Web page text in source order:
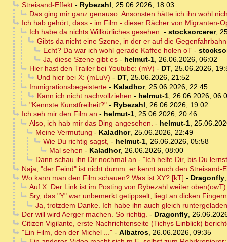
Streisand-Effekt- Rybezahl, 25.06.2026, 18:03
Das ging mir ganz genauso. Ansonsten hätte ich ihn wohl
Ich hab gehört, dass - im Film - dieser Rächer von Migranten-
Ich habe da nichts Willkürliches gesehen. - stocksorcerer,
Gibts da nicht eine Szene, in der er auf die
Echt? Da war ich wohl gerade Kaffee holen oT-
Ja, diese Szene gibt es- helmut-1, 26.06.2026, 06:02
Hier hast den Trailer bei Youtube: (mV) - DT, 25.06.2026,
Und hier bei X: (mLuV) - DT, 25.06.2026, 21:52
Immigrationsbegeisterte- Kaladhor, 25.06.2026, 22:45
Kann ich nicht nachvollziehen - helmut-1, 26.06.2026,
"Kennste Kunstfreiheit?"- Rybezahl, 26.06.2026, 19:02
Ich seh mir den Film an - helmut-1, 25.06.2026, 20:46
Also, ich hab mir das Ding angesehen. - helmut-1,
Meine Vermutung - Kaladhor, 25.06.2026, 22:49
Wie Du richtig sagst, - helmut-1, 26.06.2026, 05:58
Mal sehen - Kaladhor, 26.06.2026, 08:00
Dann schau ihn Dir nochmal an - "Ich helfe Dir, bis Du
Naja, "der Feind" ist nicht dumm: er kennt auch den Streisand-
Wo kann man den Film schauen? Was ist XY? [kT] - Dragonfly,
Auf X. Der Link ist im Posting von Rybezahl weiter oben(owT)
Sry, das "Y" war unbemerkt getippselt, liegt an dicken
Ja, trotzdem Danke. Ich habe ihn auch gleich
Der will wird Aerger machen. So richtig. - Dragonfly,
Citizen Vigilante, erste Nachrichtenseite (Tichys Einblick)
"Ein Film, den der Michel ..."- Albatros, 26.06.2026, 09:35